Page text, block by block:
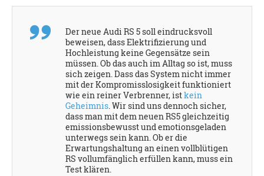
Der neue Audi RS 5 soll eindrucksvoll
beweisen, dass Elektrifizierung und
Hochleistung keine Gegensätze sein
müssen. Ob das auch im Alltag so ist, muss
sich zeigen. Dass das System nicht immer
mit der Kompromisslosigkeit funktioniert
wie ein reiner Verbrenner, istkein
Geheimnis. Wir sind uns dennoch sicher,
dass man mit dem neuen RS5 gleichzeitig
emissionsbewusst und emotionsgeladen
unterwegs sein kann. Ob er die
Erwartungshaltung an einen vollblütigen
RS vollumfänglich erfüllen kann, muss ein
Test klären.